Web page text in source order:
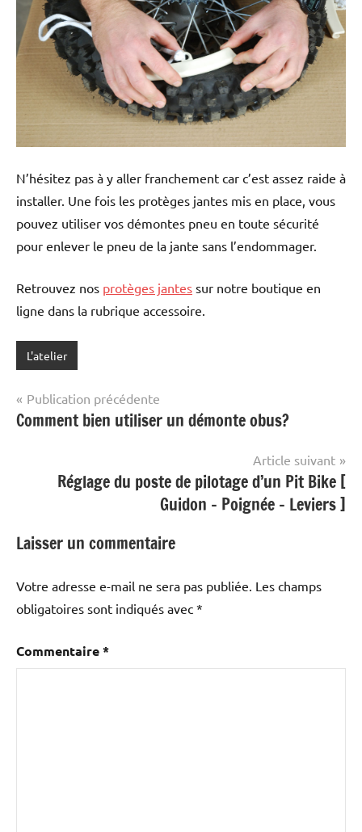
N’hésitez pas à y aller franchement car c’est assez raide à
installer. Une fois les protèges jantes mis en place, vous
pouvez utiliser vos démontes pneu en toute sécurité
pour enlever le pneu de la jante sans l’endommager.
Retrouvez nos protèges jantes sur notre boutique en
ligne dans la rubrique accessoire.
L'atelier
Navigation
de
Publication précédente
Comment bien utiliser un démonte obus?
Article suivant
Réglage du poste de pilotage d’un Pit Bike [
Guidon – Poignée – Leviers ]
Laisser un commentaire
Votre adresse e-mail ne sera pas publiée. Les champs
obligatoires sont indiqués avec *
Commentaire*